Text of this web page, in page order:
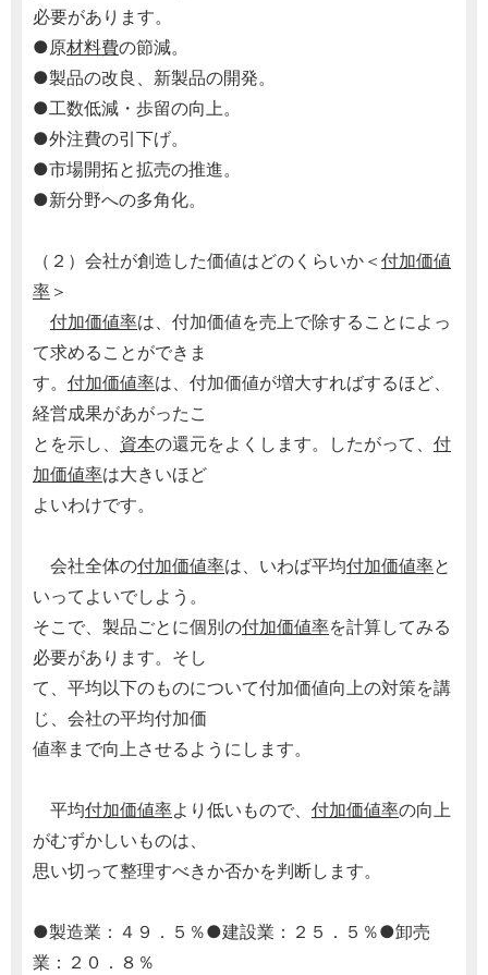
必要があります。
●原材料費の節減。
●製品の改良、新製品の開発。
●工数低減・歩留の向上。
●外注費の引下げ。
●市場開拓と拡売の推進。
●新分野への多角化。
（２）会社が創造した価値はどのくらいか＜ 付加価値
率 ＞
付加価値率は、付加価値を売上で除することによっ
て求めることができま
す。 付加価値率は、付加価値が増大すればするほど、
経営成果があがったこ
とを示し、 資本の還元をよくします。したがって、 付
加価値率は大きいほど
よいわけです。
会社全体の付加価値率は、いわば平均付加価値率と
いってよいでしよう。
そこで、製品ごとに個別の付加価値率を計算してみる
必要があります。そし
て、平均以下のものについて付加価値向上の対策を講
じ、会社の平均付加価
値率まで向上させるようにします。
平均付加価値率より低いもので、 付加価値率の向上
がむずかしいものは、
思い切って整理すべきか否かを判断します。
●製造業：４９．５％●建設業：２５．５％●卸売
業：２０．８％